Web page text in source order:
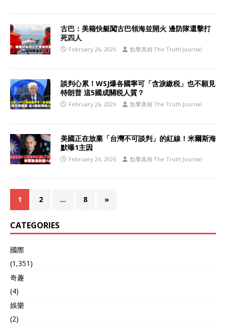
古巴：美籍快艇闖古巴領海並開火 邊防隊還擊打
死四人
February 26, 2026 點擊真相 The Truth Journal
談判心累！WSJ爆各國寧可「含淚繳税」也不願見
特朗普 這5國成關税人質？
February 26, 2026 點擊真相 The Truth Journal
美國正在放棄「台灣不可談判」的紅線！米爾斯海
默曝1主因
February 26, 2026 點擊真相 The Truth Journal
1 2 … 8 »
CATEGORIES
國際
(1,351)
奇趣
(4)
娛樂
(2)